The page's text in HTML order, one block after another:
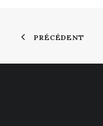
PRÉCÉDENT